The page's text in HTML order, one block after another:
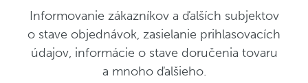
Informovanie zákazníkov a ďalších subjektov
o stave objednávok, zasielanie prihlasovacích
údajov, informácie o stave doručenia tovaru
a mnoho ďalšieho.